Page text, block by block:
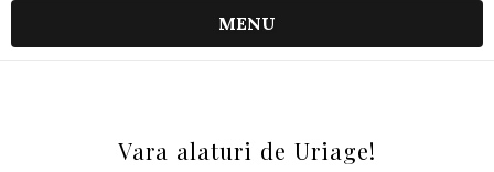
MENU
Vara alaturi de Uriage!